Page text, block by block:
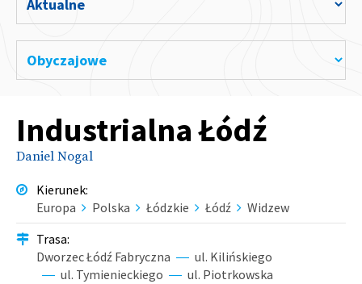
Industrialna Łódź
Daniel Nogal
Kierunek:
Europa
Polska Łódzkie Łódź
Widzew
Trasa:
Dworzec Łódź Fabryczna
ul. Kilińskiego
ul. Tymienieckiego
ul. Piotrkowska